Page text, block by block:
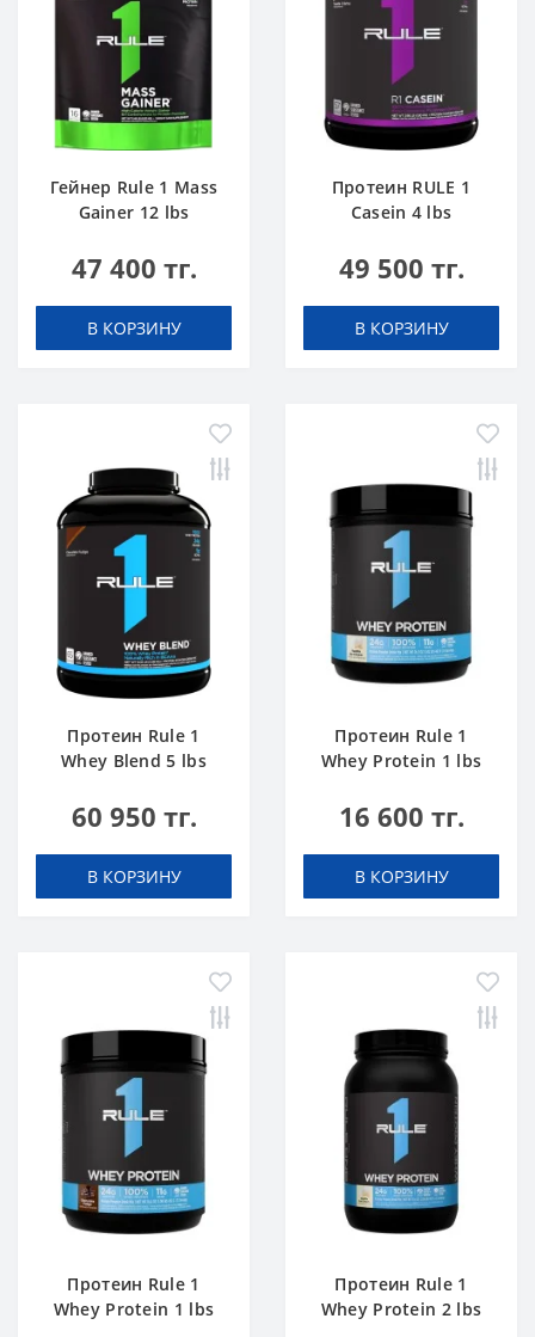
Гейнер Rule 1 Mass
Gainer 12 lbs
47 400 тг.
В КОРЗИНУ
Протеин RULE 1
Casein 4 lbs
Мороженое
49 500 тг.
В КОРЗИНУ
Протеин Rule 1
Whey Blend 5 lbs
60 950 тг.
В КОРЗИНУ
Протеин Rule 1
Whey Protein 1 lbs
Мороженое
16 600 тг.
В КОРЗИНУ
Протеин Rule 1
Whey Protein 1 lbs
Протеин Rule 1
Whey Protein 2 lbs